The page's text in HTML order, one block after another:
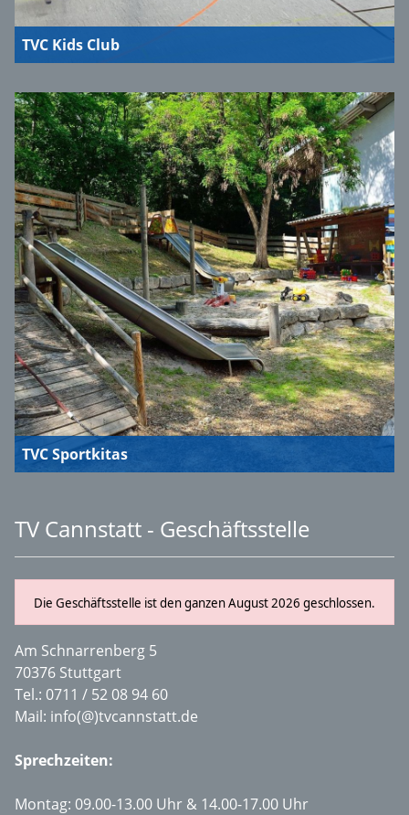
TVC Kids Club
TVC Sportkitas
TV Cannstatt - Geschäftsstelle
Die Geschäftsstelle ist den ganzen August 2026 geschlossen.
Am Schnarrenberg 5
70376 Stuttgart
Tel.: 0711 / 52 08 94 60
Mail: info(@)tvcannstatt.de
Sprechzeiten:
Montag: 09.00-13.00 Uhr & 14.00-17.00 Uhr